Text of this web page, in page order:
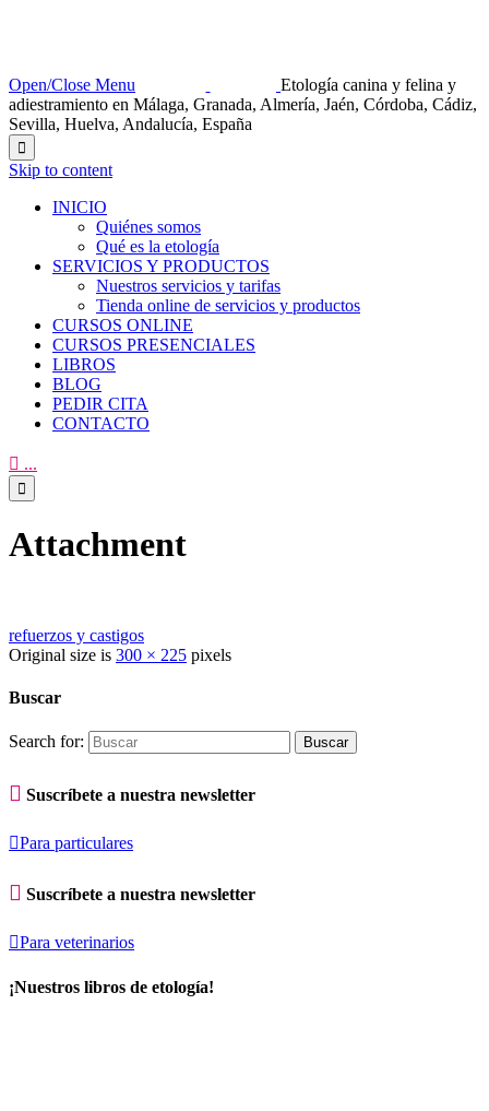
Open/Close Menu
Etología canina y felina y
adiestramiento en Málaga, Granada, Almería, Jaén, Córdoba, Cádiz,
Sevilla, Huelva, Andalucía, España

Skip to content
INICIO
Quiénes somos
Qué es la etología
SERVICIOS Y PRODUCTOS
Nuestros servicios y tarifas
Tienda online de servicios y productos
CURSOS ONLINE
CURSOS PRESENCIALES
LIBROS
BLOG
PEDIR CITA
CONTACTO
 ...

Attachment
refuerzos y castigos
Original size is 300 × 225 pixels
Buscar
Search for:
 Suscríbete a nuestra newsletter
Para particulares
 Suscríbete a nuestra newsletter
Para veterinarios
¡Nuestros libros de etología!